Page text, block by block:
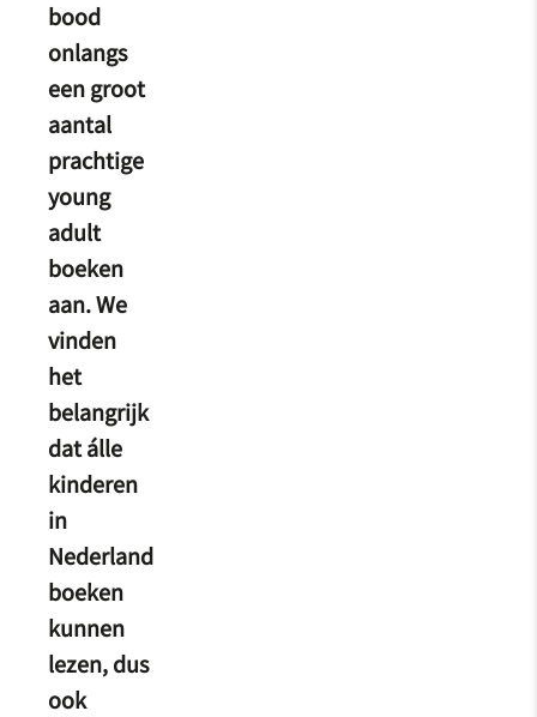
bood
onlangs
een groot
aantal
prachtige
young
adult
boeken
aan. We
vinden
het
belangrijk
dat álle
kinderen
in
Nederland
boeken
kunnen
lezen, dus
ook